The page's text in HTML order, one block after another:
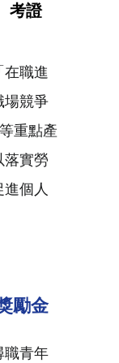
考證
職進
場競爭
重點產
落實勞
個人
勵金
職青年